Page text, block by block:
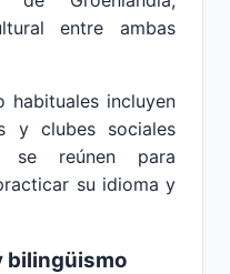
entre ambas
habituales incluyen
y clubes sociales
se reúnen para
su idioma y
bilingüismo